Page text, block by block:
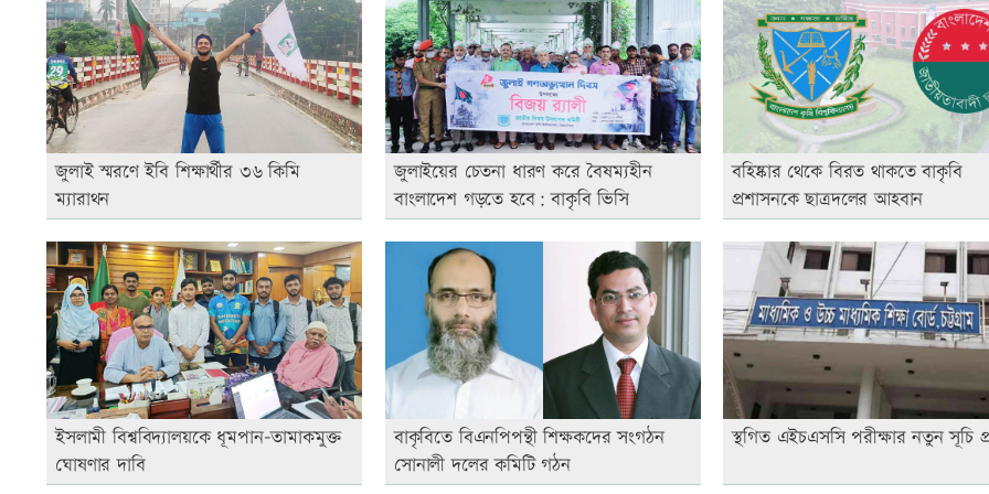
জুলাই স্মরণে ইবি শিক্ষার্থীর ৩৬ কিমি
ম্যারাথন
জুলাইয়ের চেতনা ধারণ করে বৈষম্যহীন
বাংলাদেশ গড়তে হবে: বাকৃবি ভিসি
বহিষ্কার থেকে বিরত থাকতে বাকৃবি
প্রশাসনকে ছাত্রদলের আহবান
ইসলামী বিশ্ববিদ্যালয়কে ধূমপান-তামাকমুক্ত
ঘোষণার দাবি
বাকৃবিতে বিএনপিপন্থী শিক্ষকদের সংগঠন
সোনালী দলের কমিটি গঠন
স্থগিত এইচএসসি পরীক্ষার নতুন সূচি